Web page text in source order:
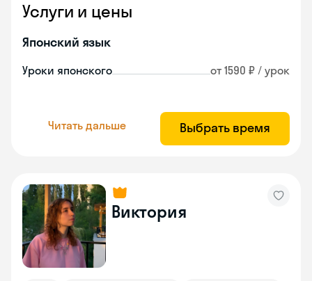
Услуги и цены
Японский язык
Уроки японского от 1590 ₽ / урок
Читать дальше Выбрать время
Виктория